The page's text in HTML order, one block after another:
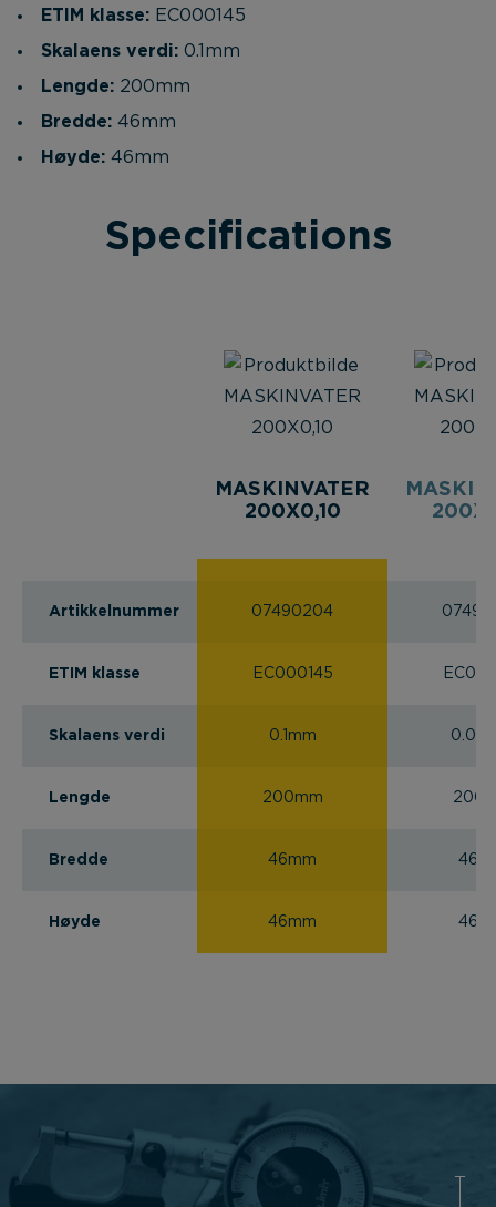
ETIM klasse: EC000145
Skalaens verdi: 0.1mm
Lengde: 200mm
Bredde: 46mm
Høyde: 46mm
Specifications
Artikkelnummer
ETIM klasse
Skalaens verdi
Lengde
Bredde
Høyde
MASKINVATER
200X0,10
07490204
EC000145
0.1mm
200mm
46mm
46mm